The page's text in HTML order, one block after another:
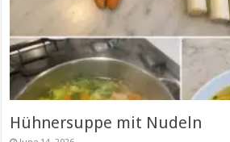
Hühnersuppe mit Nudeln